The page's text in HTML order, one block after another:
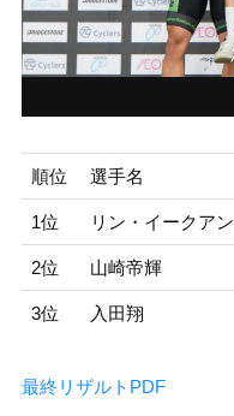
順位 選手名
1位 リン・イークアン
2位 山崎帝輝
3位 入田翔
最終リザルトPDF